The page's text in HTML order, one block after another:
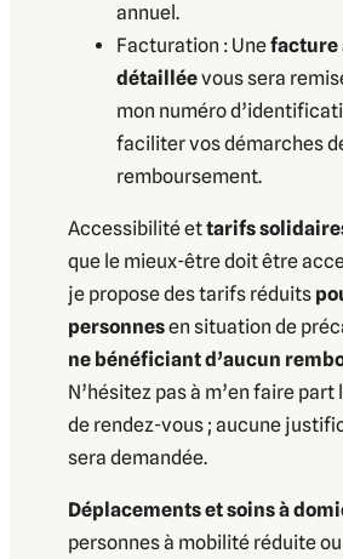
annuel.
Facturation : Unefacture
détailléevous sera
mon numéro
faciliter vos démarches
remboursement.
Accessibilité ettarifs
que le mieux-être doit être
je propose des tarifs réduits
personnesen situation de
ne bénéficiant d’aucun
N’hésitez pas à m’en faire part
de rendez-vous ; aucune
sera demandée.
Déplacements et soins à
personnes à mobilité réduite